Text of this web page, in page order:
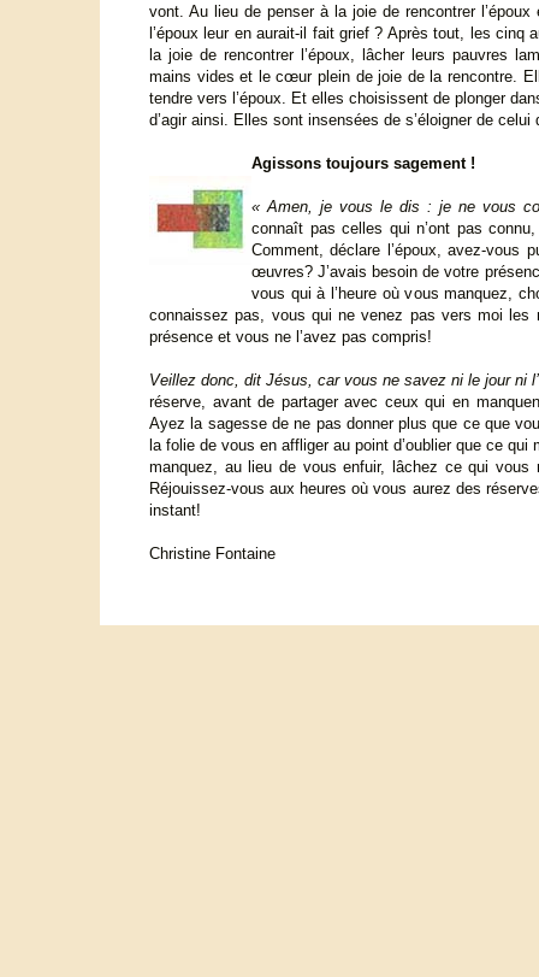
vont. Au lieu de penser à la joie de rencontrer
l’époux leur en aurait-il fait grief ? Après tout, les
la joie de rencontrer l’époux, lâcher leurs pauvres
mains vides et le cœur plein de joie de la rencontre.
tendre vers l’époux. Et elles choisissent de plonger
d’agir ainsi. Elles sont insensées de s’éloigner de celui
Agissons toujours sagement !
« Amen, je vous le dis : je ne vous
connaît pas celles qui n’ont pas
Comment, déclare l’époux, avez-vous
œuvres? J’avais besoin de votre
vous qui à l’heure où vous manquez,
connaissez pas, vous qui ne venez pas vers moi
présence et vous ne l’avez pas compris!
Veillez donc, dit Jésus, car vous ne savez ni le jour ni
réserve, avant de partager avec ceux qui en
Ayez la sagesse de ne pas donner plus que ce que
la folie de vous en affliger au point d’oublier que ce
manquez, au lieu de vous enfuir, lâchez ce qui
Réjouissez-vous aux heures où vous aurez des
instant!
Christine Fontaine